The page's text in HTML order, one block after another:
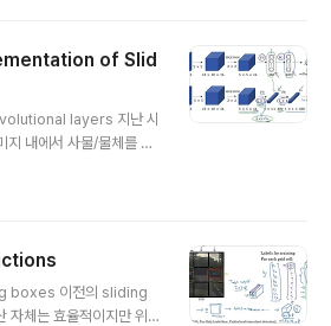
벡터는, '이 사진에 얼굴
개쌍을 포함합니다. 결
와 같은 개념을 사람의 신
있습니다. 2. Object Detc
of Slid
layers 지난 시
지 내에서 사물/물체를 탐
서는 sliding window 기
layer로 바꾸는 기
드 간의 연결이 업데이트
히 많은 FC와 달리, Conv
boxes 이전의 sliding
체는 효율적이지만 위처